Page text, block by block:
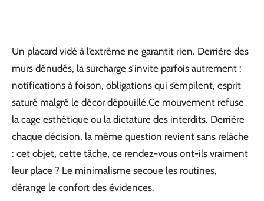
Un placard vidé à l’extrême ne garantit rien. Derrière des
murs dénudés, la surcharge s’invite parfois autrement :
notifications à foison, obligations qui s’empilent, esprit
saturé malgré le décor dépouillé.Ce mouvement refuse
la cage esthétique ou la dictature des interdits. Derrière
chaque décision, la même question revient sans relâche
: cet objet, cette tâche, ce rendez-vous ont-ils vraiment
leur place ? Le minimalisme secoue les routines,
dérange le confort des évidences.